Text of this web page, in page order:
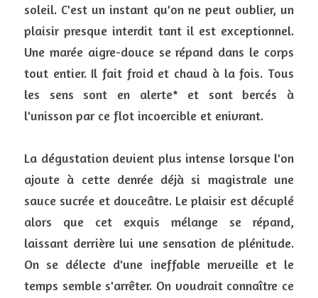
soleil. C'est un instant qu'on ne peut oublier, un
plaisir presque interdit tant il est exceptionnel.
Une marée aigre-douce se répand dans le corps
tout entier. Il fait froid et chaud à la fois. Tous
les sens sont en alerte* et sont bercés à
l'unisson par ce flot incoercible et enivrant.
La dégustation devient plus intense lorsque l'on
ajoute à cette denrée déjà si magistrale une
sauce sucrée et douceâtre. Le plaisir est décuplé
alors que cet exquis mélange se répand,
laissant derrière lui une sensation de plénitude.
On se délecte d'une ineffable merveille et le
temps semble s'arrêter. On voudrait connaître ce